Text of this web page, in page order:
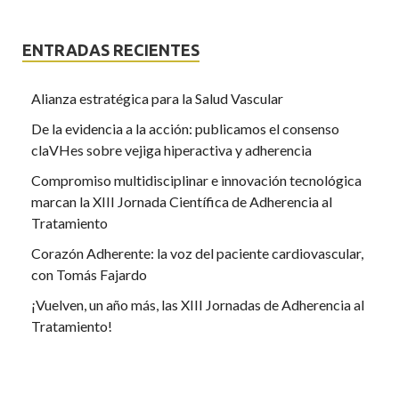
ENTRADAS RECIENTES
Alianza estratégica para la Salud Vascular
De la evidencia a la acción: publicamos el consenso
claVHes sobre vejiga hiperactiva y adherencia
Compromiso multidisciplinar e innovación tecnológica
marcan la XIII Jornada Científica de Adherencia al
Tratamiento
Corazón Adherente: la voz del paciente cardiovascular,
con Tomás Fajardo
¡Vuelven, un año más, las XIII Jornadas de Adherencia al
Tratamiento!